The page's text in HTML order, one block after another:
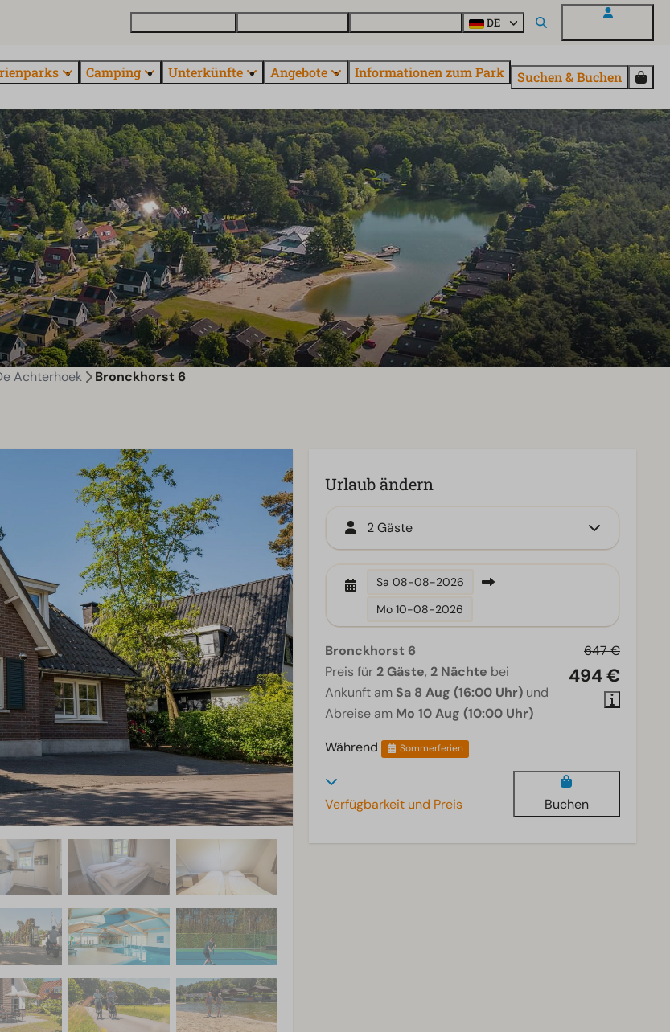
DE
Camping Unterkünfte Angebote Informationen zum Park Suchen & Buchen
Achterhoek Bronckhorst 6
Urlaub ändern
2 Gäste
Sa 08-08-2026
Mo 10-08-2026
647 €
494 €
Bronckhorst 6
Preis für 2 Gäste, 2 Nächte bei
Ankunft am Sa 8 Aug (16:00 Uhr) und
Abreise am Mo 10 Aug (10:00 Uhr)
Während
Sommerferien
Verfügbarkeit und Preis Buchen